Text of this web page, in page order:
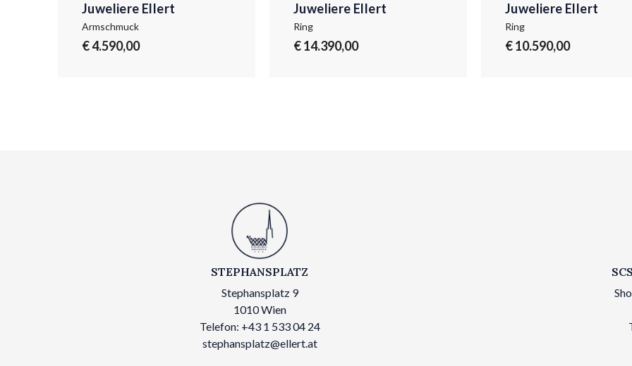
Juweliere Ellert
Armschmuck
€ 4.590,00
Juweliere Ellert
Ring
€ 14.390,00
Juweliere Ellert
Ring
€ 10.590,00
STEPHANSPLATZ
Stephansplatz 9
1010 Wien
Telefon: +43 1 533 04 24
stephansplatz@ellert.at